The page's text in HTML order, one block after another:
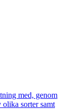
med, genom
olika sorter samt